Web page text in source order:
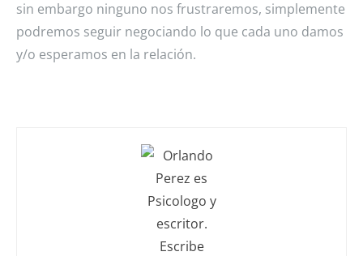
sin embargo ninguno nos frustraremos, simplemente
podremos seguir negociando lo que cada uno damos
y/o esperamos en la relación.